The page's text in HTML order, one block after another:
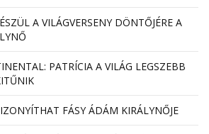
A VILÁGVERSENY DÖNTŐJÉRE A
PATRÍCIA A VILÁG LEGSZEBB
FÁSY ÁDÁM KIRÁLYNŐJE